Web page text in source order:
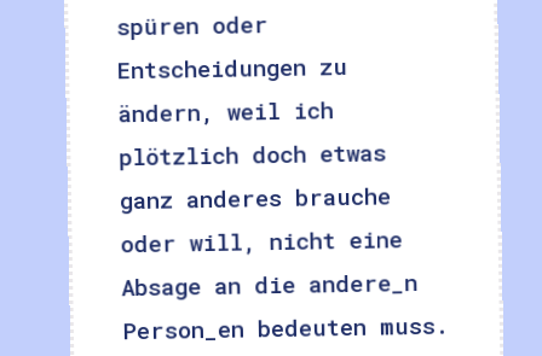
spüren oder
Entscheidungen zu
ändern, weil ich
plötzlich doch etwas
ganz anderes brauche
oder will, nicht eine
Absage an die andere_n
Person_en bedeuten muss.